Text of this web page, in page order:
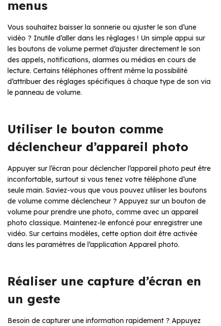
menus
Vous souhaitez baisser la sonnerie ou ajuster le son d’une
vidéo ? Inutile d’aller dans les réglages ! Un simple appui sur
les boutons de volume permet d’ajuster directement le son
des appels, notifications, alarmes ou médias en cours de
lecture. Certains téléphones offrent même la possibilité
d’attribuer des réglages spécifiques à chaque type de son via
le panneau de volume.
Utiliser le bouton comme
déclencheur d’appareil photo
Appuyer sur l’écran pour déclencher l’appareil photo peut être
inconfortable, surtout si vous tenez votre téléphone d’une
seule main. Saviez-vous que vous pouvez utiliser les boutons
de volume comme déclencheur ? Appuyez sur un bouton de
volume pour prendre une photo, comme avec un appareil
photo classique. Maintenez-le enfoncé pour enregistrer une
vidéo. Sur certains modèles, cette option doit être activée
dans les paramètres de l’application Appareil photo.
Réaliser une capture d’écran en
un geste
Besoin de capturer une information rapidement ? Appuyez